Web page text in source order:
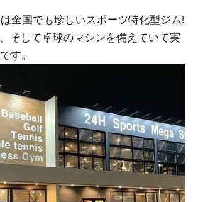
全国でも珍しいスポーツ特化型ジム!
そして卓球のマシンを備えていて実
す。